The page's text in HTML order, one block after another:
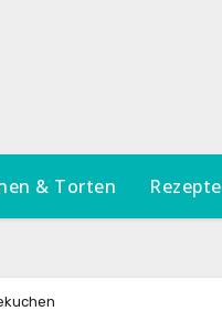
& Torten